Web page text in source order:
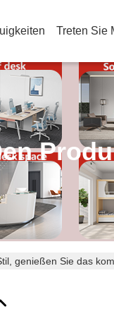
Treten Sie
genießen Sie das